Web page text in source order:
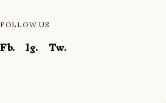
FOLLOW US
Fb. Ig. Tw.